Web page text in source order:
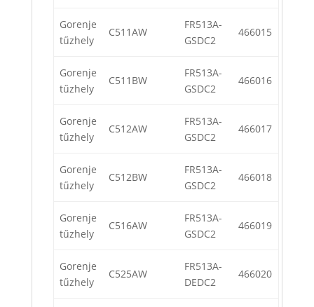
Gorenje
tűzhely
C511AW
FR513A-
GSDC2
466015
Gorenje
tűzhely
C511BW
FR513A-
GSDC2
466016
Gorenje
tűzhely
C512AW
FR513A-
GSDC2
466017
Gorenje
tűzhely
C512BW
FR513A-
GSDC2
466018
Gorenje
tűzhely
C516AW
FR513A-
GSDC2
466019
Gorenje
tűzhely
C525AW
FR513A-
DEDC2
466020